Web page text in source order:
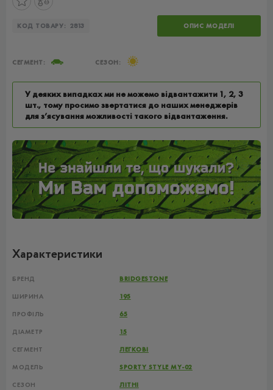
КОД ТОВАРУ: 2813 ОПИС МОДЕЛІ
СЕГМЕНТ: СЕЗОН:
У деяких випадках ми не можемо відвантажити 1, 2, 3
шт., тому просимо звертатися до наших менеджерів
для з’ясування можливості такого відвантаження.
Характеристики
БРЕНД BRIDGESTONE
ШИРИНА 195
ПРОФІЛЬ 65
ДІАМЕТР 15
СЕГМЕНТ ЛЕГКОВІ
МОДЕЛЬ SPORTY STYLE MY-02
СЕЗОН ЛІТНІ